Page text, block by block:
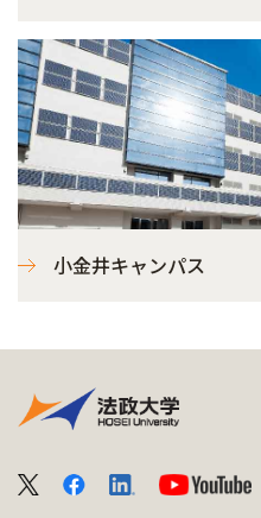
小金井キャンパス